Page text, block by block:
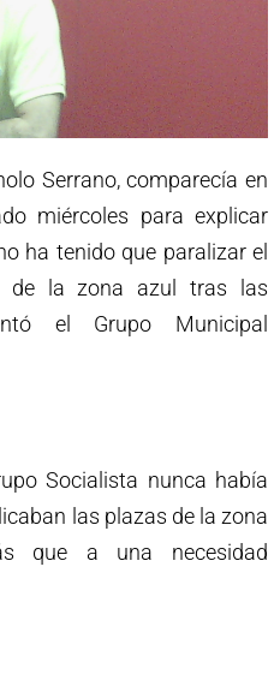
Serrano, comparecía en
miércoles para explicar
ha tenido que paralizar el
de la zona azul tras las
el Grupo Municipal
Socialista nunca había
las plazas de la zona
que a una necesidad